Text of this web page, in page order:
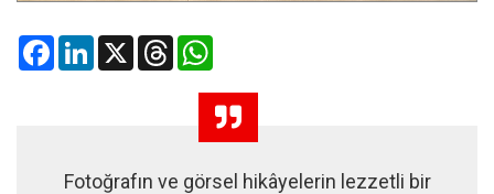
FacebookLinkedIn
X Threads
Fotoğrafın ve görsel hikâyelerin lezzetli bir